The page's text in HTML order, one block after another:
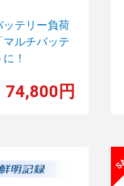
ッテリー負荷
マルチバッテ
！
74,800円